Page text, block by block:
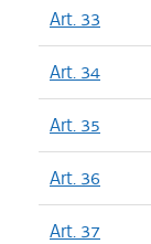
Art. 33
Art. 34
Art. 35
Art. 36
Art. 37